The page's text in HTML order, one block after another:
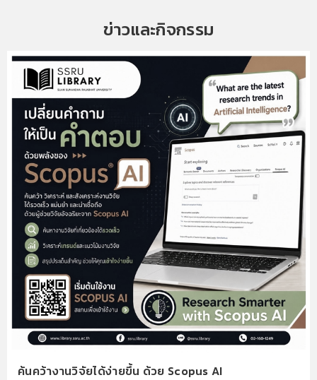
ข่าวและกิจกรรม
ค้นคว้างานวิจัยได้ง่ายขึ้น ด้วย Scopus AI